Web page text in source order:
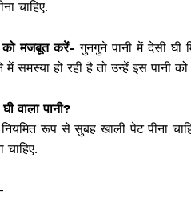
चाहिए.
को मजबूत करें-गुनगुने पानी में देसी घी
हो रही है तो उन्हें इस पानी को
वाला पानी?
रूप से सुबह खाली पेट पीना
चाहिए.